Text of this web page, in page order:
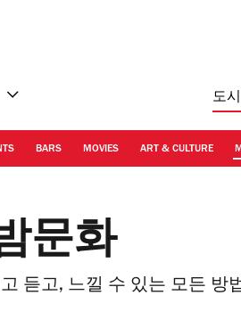
도
BARS MOVIES ART & CULTURE
문화
듣고, 느낄 수 있는 모든 방